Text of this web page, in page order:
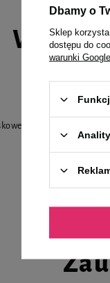
z siatką dla
Dbamy o
Sklep
dostępu do
warunki Google